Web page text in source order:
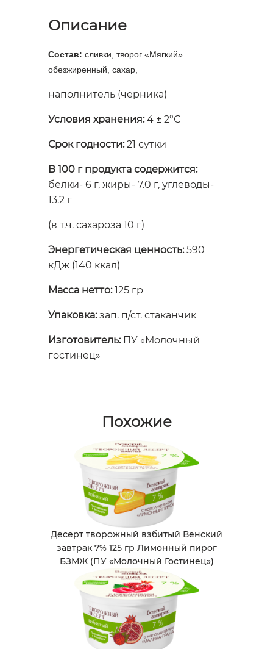
Описание
Состав: сливки, творог «Мягкий»
обезжиренный, сахар,
наполнитель (черника)
Условия хранения:4 ± 2°С
Срок годности:21 сутки
В 100 г продукта содержится:
белки- 6 г, жиры- 7.0 г, углеводы-
13.2 г
(в т.ч. сахароза 10 г)
Энергетическая ценность:590
кДж (140 ккал)
Масса нетто:125 гр
Упаковка:зап. п/ст. стаканчик
Изготовитель:ПУ «Молочный
гостинец»
Похожие
Десерт творожный взбитый Венский
завтрак 7% 125 гр Лимонный пирог
БЗМЖ (ПУ «Молочный Гостинец»)